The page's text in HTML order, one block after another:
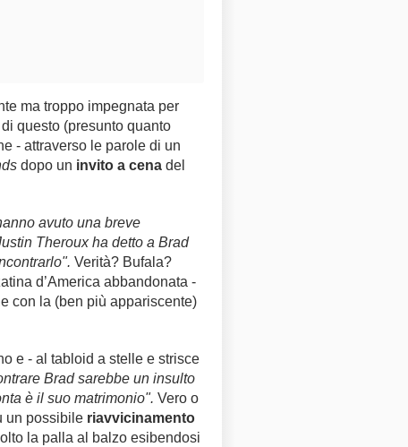
ma troppo impegnata per
questo (presunto quanto
- attraverso le parole di un
dopo un invito a cena del
avuto una breve
Theroux ha detto a Brad
Verità? Bufala?
d’America abbandonata -
con la (ben più appariscente)
e - al tabloid a stelle e strisce
Brad sarebbe un insulto
è il suo matrimonio". Vero o
un possibile riavvicinamento
la palla al balzo esibendosi